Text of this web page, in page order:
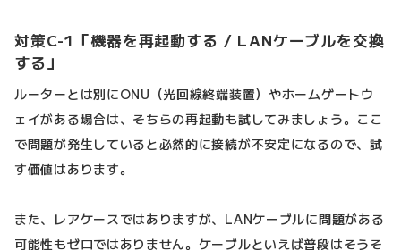
対策C-1「機器を再起動する / LANケーブルを交換
する」
ルーターとは別にONU（光回線終端装置）やホームゲートウ
ェイがある場合は、そちらの再起動も試してみましょう。ここ
で問題が発生していると必然的に接続が不安定になるので、試
す価値はあります。
また、レアケースではありますが、LANケーブルに問題がある
可能性もゼロではありません。ケーブルといえば普段はそうそ